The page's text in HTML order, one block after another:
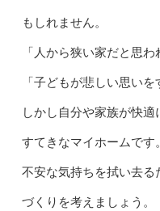
もしれません。
「人から狭い家だと思
「子どもが悲しい思い
しかし自分や家族が快
すてきなマイホームです。
不安な気持ちを拭い去る
づくりを考えましょう。